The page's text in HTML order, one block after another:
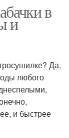
в
и
Да,
любого
и быстрее